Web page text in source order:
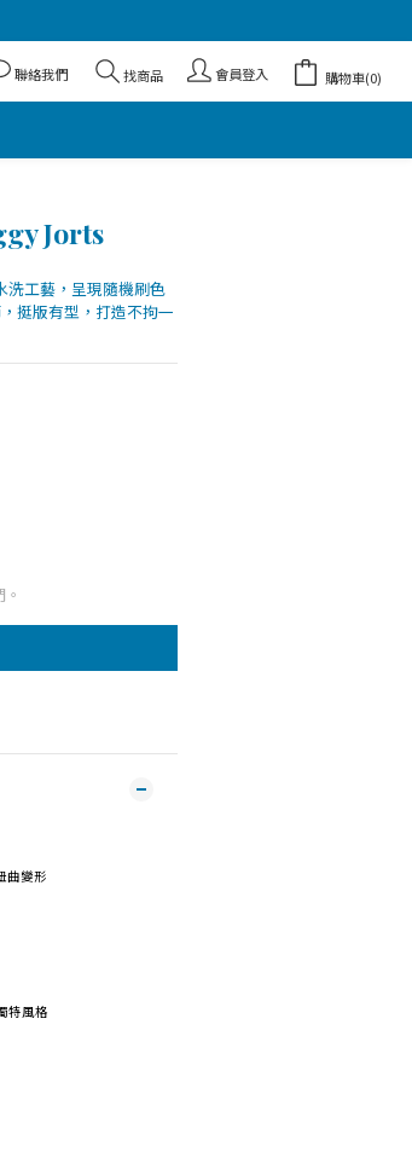
聯絡我們 找商品 會員登入 購物車(0)
Jorts
洗工藝，呈現隨機刷色
挺版有型，打造不拘一
曲變形
特風格